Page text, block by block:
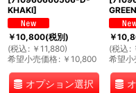
KHAKI]
￥10,800(税別)
(税込 : ￥ 11,880)
希望小売価格: ￥ 10,800
オプション選択
GREEN
￥
(税込 :
希望小